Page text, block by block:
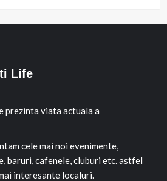
Life
prezinta viata actuala a
cele mai noi evenimente,
baruri, cafenele, cluburi etc. astfel
interesante localuri.